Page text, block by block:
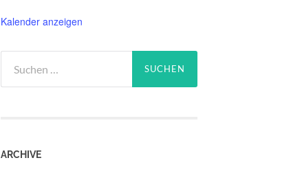
Kalender anzeigen
nach:
ARCHIVE